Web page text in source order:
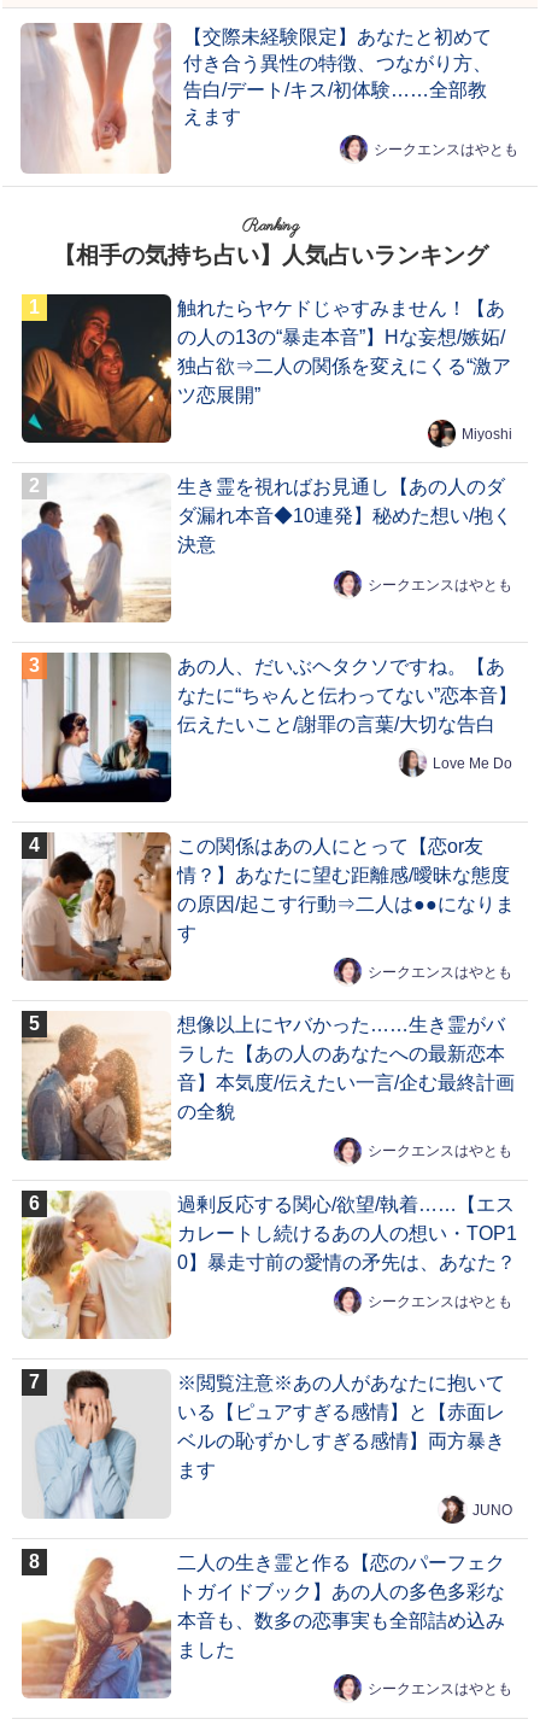
【交際未経験限定】あなたと初めて
付き合う異性の特徴、つながり方、
告白/デート/キス/初体験……全部教
えます
シークエンスはやとも
Ranking
【相手の気持ち占い】人気占いランキング
触れたらヤケドじゃすみません！【あ
の人の13の“暴走本音”】Hな妄想/嫉妬/
独占欲⇒二人の関係を変えにくる“激ア
ツ恋展開”
Miyoshi
生き霊を視ればお見通し【あの人のダ
ダ漏れ本音◆10連発】秘めた想い/抱く
決意
シークエンスはやとも
あの人、だいぶヘタクソですね。【あ
なたに“ちゃんと伝わってない”恋本音】
伝えたいこと/謝罪の言葉/大切な告白
Love Me Do
この関係はあの人にとって【恋or友
情？】あなたに望む距離感/曖昧な態度
の原因/起こす行動⇒二人は●●になりま
す
シークエンスはやとも
想像以上にヤバかった……生き霊がバ
ラした【あの人のあなたへの最新恋本
音】本気度/伝えたい一言/企む最終計画
の全貌
シークエンスはやとも
過剰反応する関心/欲望/執着……【エス
カレートし続けるあの人の想い・TOP1
0】暴走寸前の愛情の矛先は、あなた？
シークエンスはやとも
※閲覧注意※あの人があなたに抱いて
いる【ピュアすぎる感情】と【赤面レ
ベルの恥ずかしすぎる感情】両方暴き
ます
JUNO
二人の生き霊と作る【恋のパーフェク
トガイドブック】あの人の多色多彩な
本音も、数多の恋事実も全部詰め込み
ました
シークエンスはやとも